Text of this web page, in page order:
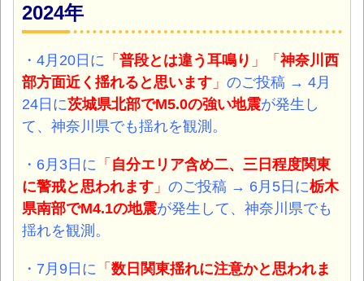
2024年
・4月20日に 「 普段とは違う耳鳴り 」「 神奈川西
部方面近く揺れると思います 」 のご投稿 → 4月
24日に茨城県北部でM5.0の強い地震が発生し
て、神奈川県でも揺れを観測。
・6月3日に 「 自分エリア含め二、三日程度関東
に警戒と思われます 」 のご投稿 → 6月5日に栃木
県南部でM4.1の地震が発生して、神奈川県でも
揺れを観測。
・7月9日に 「 数日関東揺れに注意かと思われま